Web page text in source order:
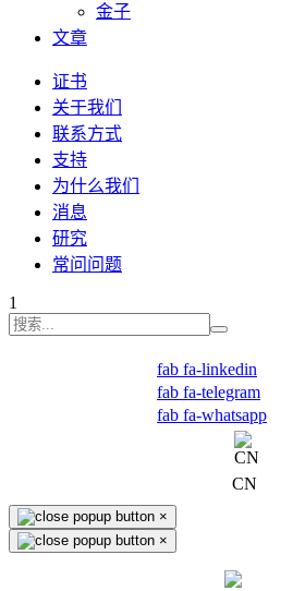
金子
文章
证书
关于我们
联系方式
支持
为什么我们
消息
研究
常问问题
1
fab fa-linkedin
fab fa-telegram
fab fa-whatsapp
CN
×
×